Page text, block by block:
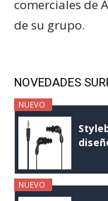
comerciales de
de su grupo.
NOVEDADES
NUEVO
NUEVO